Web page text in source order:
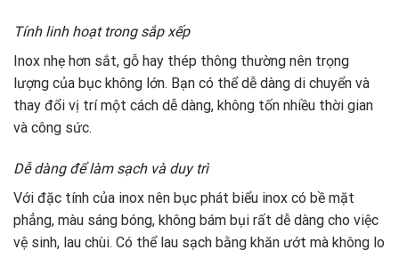
Tính linh hoạt trong sắp xếp
Inox nhẹ hơn sắt, gỗ hay thép thông thường nên trọng
lượng của bục không lớn. Bạn có thể dễ dàng di chuyển và
thay đổi vị trí một cách dễ dàng, không tốn nhiều thời gian
và công sức.
Dễ dàng để làm sạch và duy trì
Với đặc tính của inox nên bục phát biểu inox có bề mặt
phẳng, màu sáng bóng, không bám bụi rất dễ dàng cho việc
vệ sinh, lau chùi. Có thể lau sạch bằng khăn ướt mà không lo